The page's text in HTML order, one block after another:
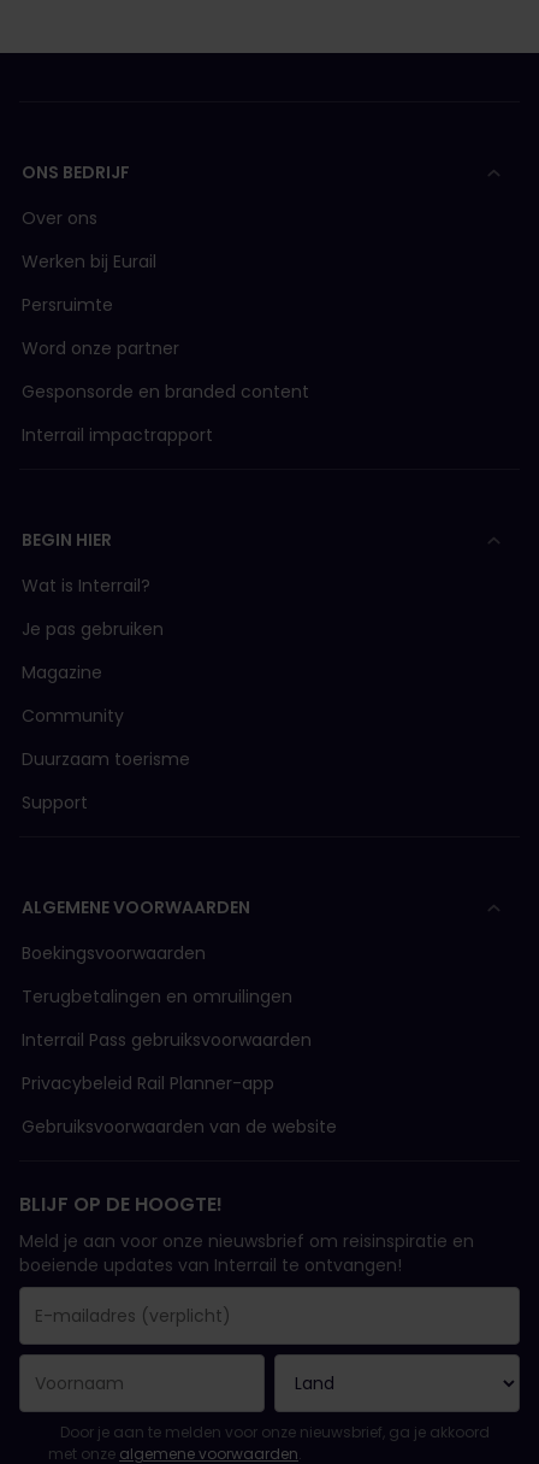
ONS BEDRIJF
Over ons
Werken bij Eurail
Persruimte
Word onze partner
Gesponsorde en branded content
Interrail impactrapport
BEGIN HIER
Wat is Interrail?
Je pas gebruiken
Magazine
Community
Duurzaam toerisme
Support
ALGEMENE VOORWAARDEN
Boekingsvoorwaarden
Terugbetalingen en omruilingen
Interrail Pass gebruiksvoorwaarden
Privacybeleid Rail Planner-app
Gebruiksvoorwaarden van de website
BLIJF OP DE HOOGTE!
Meld je aan voor onze nieuwsbrief om reisinspiratie en
boeiende updates van Interrail te ontvangen!
Je inschrijving is gelukt..
E-mailadres is een verplicht veld!
E-mailadres is ongeldig!
Fout bij het abonneren op de nieuwsbrief. Probeer het later
Je hebt je al geabonneerd op deze nieuwsbrief!
Ga akkoord met de algemene voorwaarden om je in te
Door je aan te melden voor onze nieuwsbrief, ga je akkoord
met onze algemene voorwaarden.